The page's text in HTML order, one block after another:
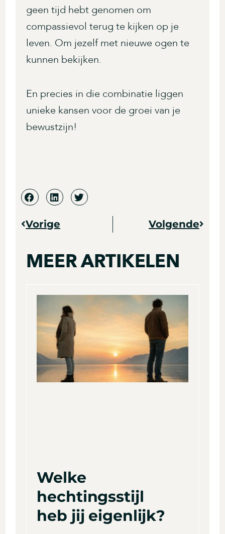
geen tijd hebt genomen om
compassievol terug te kijken op je
leven. Om jezelf met nieuwe ogen te
kunnen bekijken.
En precies in die combinatie liggen
unieke kansen voor de groei van je
bewustzijn!
Vorige
Vorige Volgende
MEER ARTIKELEN
Welke
hechtingsstijl
heb jij eigenlijk?